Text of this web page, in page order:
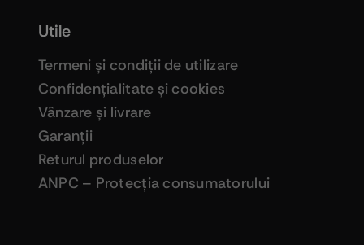
Utile
Termeni şi condiţii de utilizare
Confidenţialitate şi cookies
Vânzare şi livrare
Garanţii
Returul produselor
ANPC – Protecţia consumatorului